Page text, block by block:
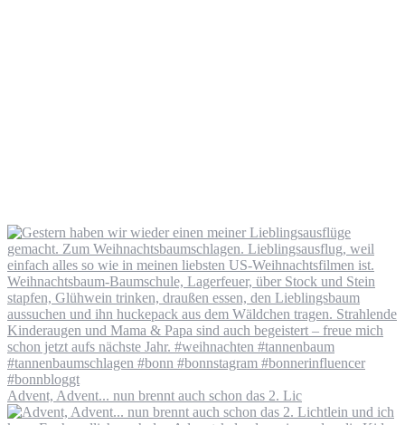
Advent, Advent... nun brennt auch schon das 2. Lic